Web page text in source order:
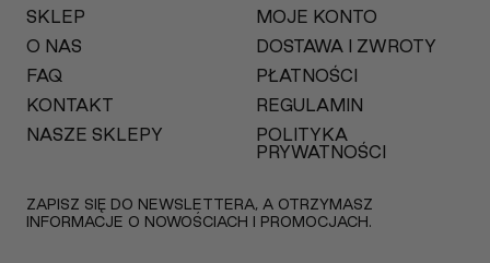
SKLEP
O NAS
FAQ
KONTAKT
NASZE SKLEPY
MOJE KONTO
DOSTAWA I ZWROTY
PŁATNOŚCI
REGULAMIN
POLITYKA
PRYWATNOŚCI
ZAPISZ SIĘ DO NEWSLETTERA, A OTRZYMASZ
INFORMACJE O NOWOŚCIACH I PROMOCJACH.